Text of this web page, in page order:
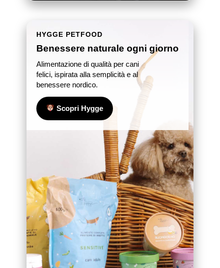
HYGGE PETFOOD
Benessere naturale ogni giorno
Alimentazione di qualità per cani
felici, ispirata alla semplicità e al
benessere nordico.
Scopri Hygge